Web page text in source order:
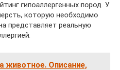
гипоаллергенных пород. У
которую необходимо
представляет реальную
животное. Описание,